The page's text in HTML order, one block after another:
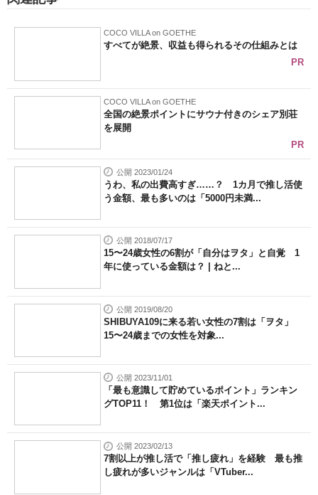
COCO VILLA on GOETHE
すべてが絶景、収益も得られるその仕組みとは
PR
COCO VILLA on GOETHE
全国の絶景ポイントにサウナ付きのシェア別荘
を展開
PR
公開 2023/01/24
うわ、私の出費高すぎ……？ 1カ月で推し活使
う金額、最も多いのは「5000円未満...
公開 2018/07/17
15〜24歳女性の6割が「自分はヲタ」と自覚 1
年に使っている金額は？ | ねと...
公開 2019/08/20
SHIBUYA109に来る若い女性の7割は「ヲタ」
15〜24歳までの女性を対象...
公開 2023/11/01
「最も意識して貯めているポイント」ランキン
グTOP11！ 第1位は「楽天ポイント...
公開 2023/02/13
7割以上が推し活で「推し疲れ」を経験 最も推
し疲れが多いジャンルは「VTuber...